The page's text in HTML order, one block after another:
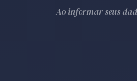
Ao informar seus